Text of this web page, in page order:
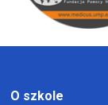
O szkole